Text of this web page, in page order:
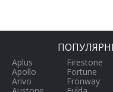
Aplus
Apollo
Arivo
Firestone
Fortune
Fronway